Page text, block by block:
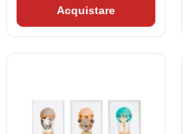
Acquistare